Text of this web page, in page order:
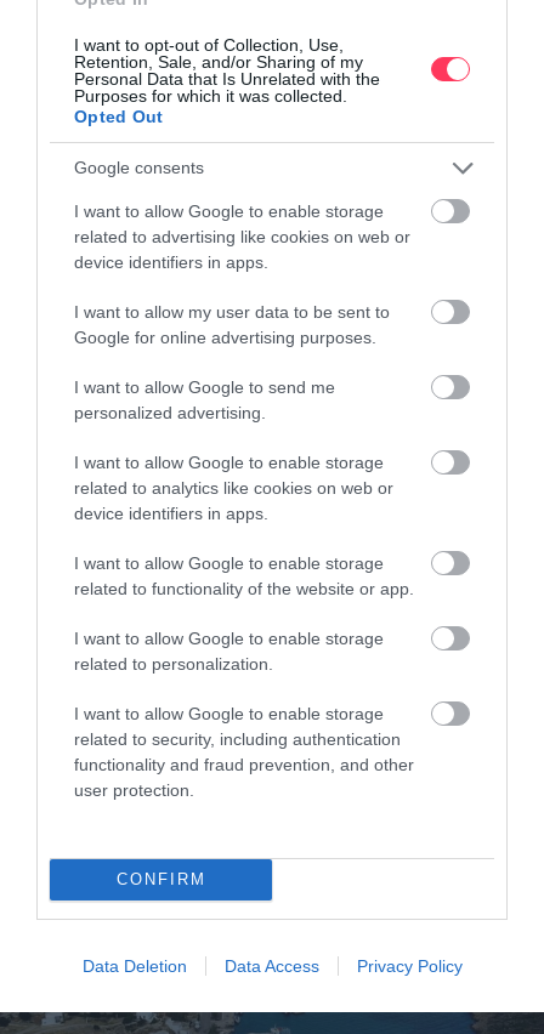
I want to opt-out of Collection, Use,
Retention, Sale, and/or Sharing of my
Personal Data that Is Unrelated with the
Purposes for which it was collected.
Opted Out
Google consents
I want to allow Google to enable storage
related to advertising like cookies on web or
device identifiers in apps.
I want to allow my user data to be sent to
Google for online advertising purposes.
I want to allow Google to send me
personalized advertising.
I want to allow Google to enable storage
related to analytics like cookies on web or
device identifiers in apps.
I want to allow Google to enable storage
related to functionality of the website or app.
I want to allow Google to enable storage
related to personalization.
I want to allow Google to enable storage
related to security, including authentication
functionality and fraud prevention, and other
user protection.
CONFIRM
Data Deletion Data Access Privacy Policy
μπαλκόνι και κοντινή απόσταση σε τοπικά εστιατόρια και καφέ.
Η κομψή κρεβατοκάμαρα και η ιδιωτική βεράντα δημιουργούν
την ιδανική ατμόσφαιρα για αξέχαστες στιγμές. Κλείστε τη
διαμονή σας για μια εμπειρία που θα θυμάστε για πάντα!
Πρακτικές Τεχνικές για Αποτελεσματική Airbnb Περιγραφή
Χρήση Λέξεων-Κλειδιών
: Επισημάνετε τη σημασία των
Π.χ., χρησιμοποιήστε λέξεις που θα «πιάσουν» το ενδιαφέρον
του κοινού και είναι δημοφιλείς στα Airbnb, όπως
“χαλαρωτικό”, “μοντέρνο”, “φιλικό προς τα κατοικίδια”.
σύντομα τι κάνει το κατάλυμα σας να ξεχωρίζει από τα
υπόλοιπα, ώστε οι επισκέπτες να νιώσουν ότι προσφέρει
μοναδική αξία.
Δημιουργία Συναισθηματικής Σύνδεσης με τους Επισκέπτες
κατάλυμα με έναν ζεστό τόνο και προσθέστε προσωπικές
πινελιές στην περιγραφή σας. Για παράδειγμα: «Σας
καλωσορίζουμε σε ένα μέρος όπου κάθε γωνιά έχει φτιαχτεί με
φροντίδα».
Περιγραφή Εμπειριών που Μπορούν να Ζήσουν Εκεί
«Απολαύστε το πρωινό σας με θέα τη θάλασσα» ή
«Ξεκουραστείτε με ένα καλό βιβλίο δίπλα στο τζάκι».